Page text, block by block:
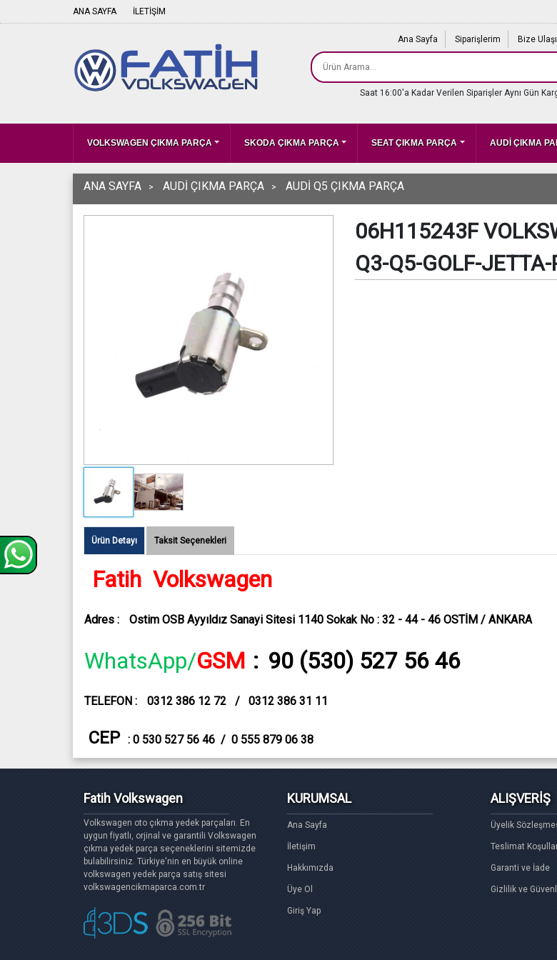
ANA SAYFA İLETİŞİM
Ana Sayfa Siparişlerim Bize
Saat 16:00'a Kadar Verilen Siparişler Aynı Gün
VOLKSWAGEN ÇIKMA PARÇA SKODA ÇIKMA PARÇA SEAT ÇIKMA PARÇA AUDİ ÇIKMA
ANA SAYFA AUDİ ÇIKMA PARÇA AUDİ Q5 ÇIKMA PARÇA
06H115243F
Q3-Q5-GOLF-JETTA-
Ürün Detayı Taksit Seçenekleri
Fatih Volkswagen
Adres : Ostim OSB Ayyıldız Sanayi Sitesi 1140 Sokak No : 32 - 44 - 46 OSTİM / ANKARA
WhatsApp/GSM : 90 (530) 527 56 46
TELEFON : 0312 386 12 72 / 0312 386 31 11
CEP : 0 530 527 56 46 / 0 555 879 06 38
Fatih Volkswagen
Volkswagen oto çıkma yedek parçaları. En
uygun fiyatlı, orjinal ve garantili Volkswagen
çıkma yedek parça seçeneklerini sitemizde
bulabilirsiniz. Türkiye'nin en büyük online
volkswagen yedek parça satış sitesi
volkswagencikmaparca.com.tr
KURUMSAL
Ana Sayfa
İletişim
Hakkımızda
Üye Ol
Giriş Yap
ALIŞVERİŞ
Üyelik
Teslimat
Garanti ve İade
Gizlilik ve